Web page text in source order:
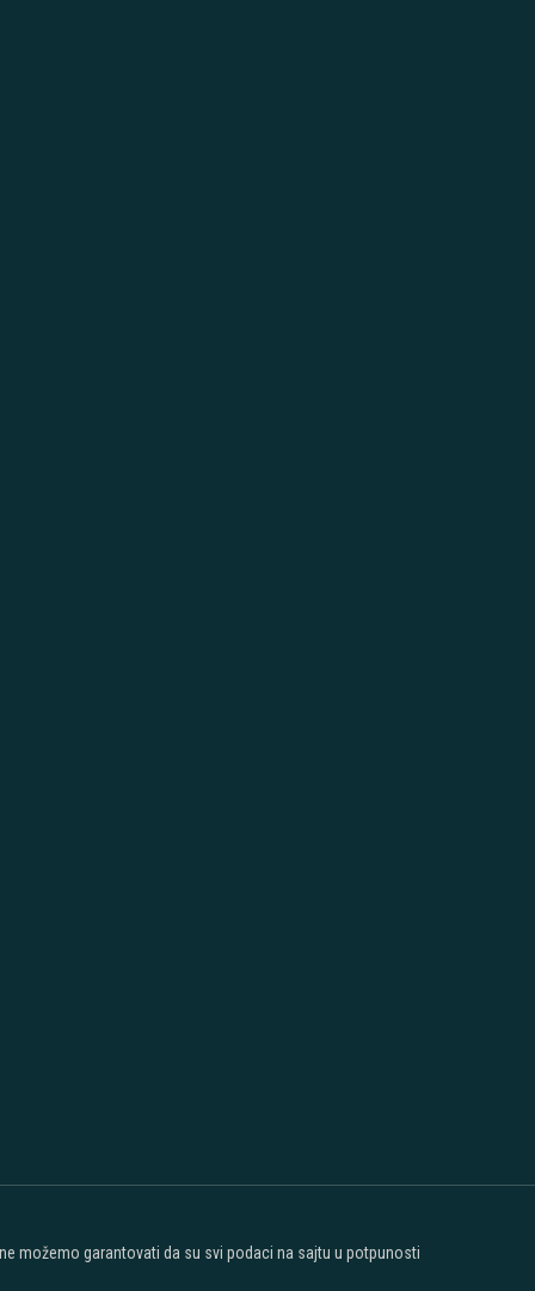
možemo garantovati da su svi podaci na sajtu u potpunosti